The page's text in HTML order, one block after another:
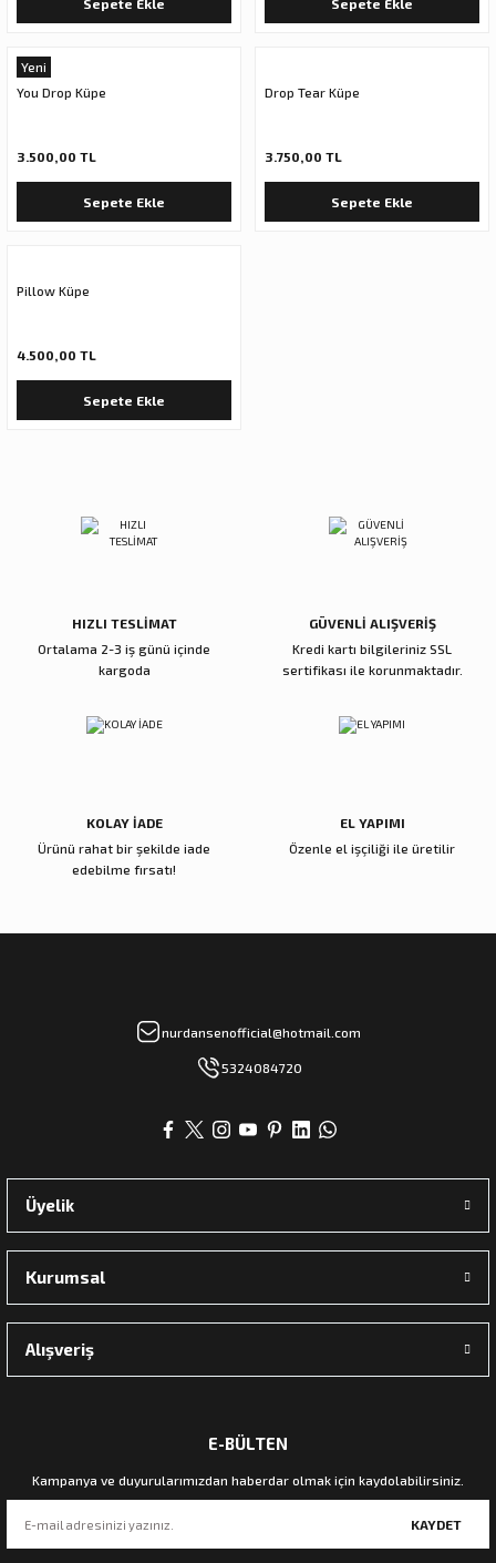
Sepete Ekle Sepete Ekle
Yeni
You Drop Küpe
3.500,00 TL
Sepete Ekle
Drop Tear Küpe
3.750,00 TL
Sepete Ekle
Pillow Küpe
4.500,00 TL
Sepete Ekle
HIZLI TESLİMAT
Ortalama 2-3 iş günü içinde
kargoda
GÜVENLİ ALIŞVERİŞ
Kredi kartı bilgileriniz SSL
sertifikası ile korunmaktadır.
KOLAY İADE
Ürünü rahat bir şekilde iade
edebilme fırsatı!
EL YAPIMI
Özenle el işçiliği ile üretilir
nurdansenofficial@hotmail.com
5324084720
Üyelik
Kurumsal
Alışveriş
E-BÜLTEN
Kampanya ve duyurularımızdan haberdar olmak için kaydolabilirsiniz.
KAYDET